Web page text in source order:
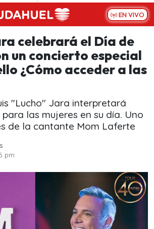
EN VIVO
celebrará el Día de
un concierto especial
¿Cómo acceder a las
"Lucho" Jara interpretará
las mujeres en su día. Uno
de la cantante Mom Laferte
pm